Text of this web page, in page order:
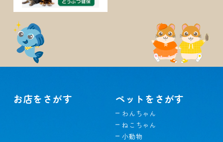
お店をさがす ペットをさがす
わんちゃん
ねこちゃん
小動物